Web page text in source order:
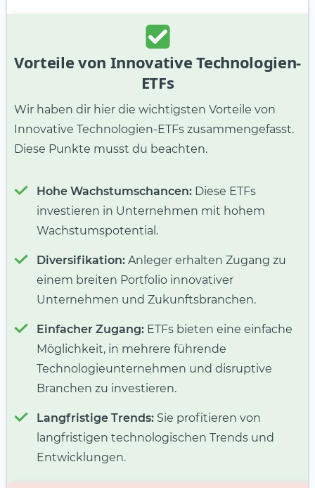
Vorteile von Innovative Technologien-
ETFs
Wir haben dir hier die wichtigsten Vorteile von
Innovative Technologien-ETFs zusammengefasst.
Diese Punkte musst du beachten.
Hohe Wachstumschancen: Diese ETFs
investieren in Unternehmen mit hohem
Wachstumspotential.
Diversifikation: Anleger erhalten Zugang zu
einem breiten Portfolio innovativer
Unternehmen und Zukunftsbranchen.
Einfacher Zugang: ETFs bieten eine einfache
Möglichkeit, in mehrere führende
Technologieunternehmen und disruptive
Branchen zu investieren.
Langfristige Trends: Sie profitieren von
langfristigen technologischen Trends und
Entwicklungen.